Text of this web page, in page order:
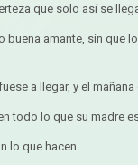
que solo así se
buena amante, sin que
a llegar, y el
todo lo que su madre
lo que hacen.